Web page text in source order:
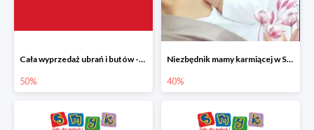
Cała wyprzedaż ubrań i butów -50%
50%
Niezbędnik mamy karmiącej w Smyku do -40%
40%